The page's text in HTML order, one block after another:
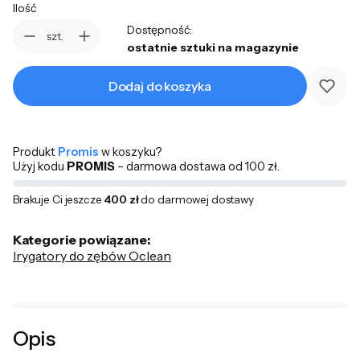
Ilość
szt.
Dostępność:
ostatnie sztuki na magazynie
Dodaj do koszyka
Produkt Promis w koszyku?
Użyj kodu PROMIS – darmowa dostawa od 100 zł.
Brakuje Ci jeszcze 400 złdo darmowej dostawy
Kategorie powiązane:
Irygatory do zębów Oclean
Opis